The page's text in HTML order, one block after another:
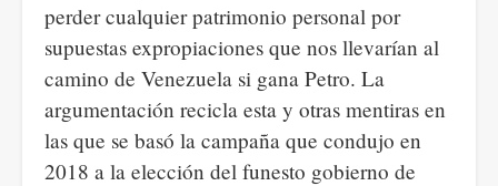
perder cualquier patrimonio personal por
supuestas expropiaciones que nos llevarían al
camino de Venezuela si gana Petro. La
argumentación recicla esta y otras mentiras en
las que se basó la campaña que condujo en
2018 a la elección del funesto gobierno de